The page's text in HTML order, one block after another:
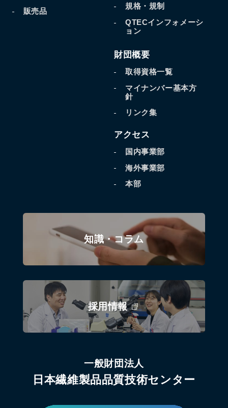
販売品
規格・規制
QTECインフォメーシ
ョン
財団概要
取得資格一覧
マイナンバー基本方
針
リンク集
アクセス
国内事業部
海外事業部
本部
知識・コラム
採用情報
一般財団法人
日本繊維製品品質技術センター